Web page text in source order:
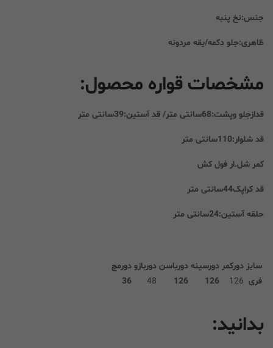
جنس:نخ پنبه
ظاهری:جلو دکمه/یقه مردونه
مشخصات قواره محصول:
قدازجلو وپشت:68سانتی متر/ قد آستین:39سانتی متر
قد شلوار:110سانتی متر
کمر شل.ار فول کش
قد کراپک44سانتی متر
حلقه آستین:24سانتی متر
سایز دورکمر دورسینه دورباسن دوربازو دورمچ
فری 126
126
126
48
36
بدانید: